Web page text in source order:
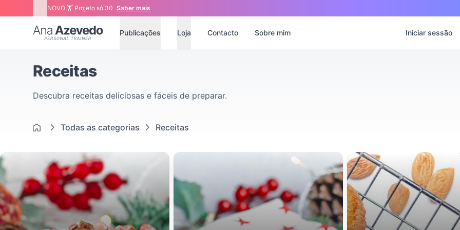
NOVO 🏋 Projeto só 30 Saber mais
Ana Azevedo Publicações Loja Contacto Sobre mim Iniciar sessão
Receitas
Descubra receitas deliciosas e fáceis de preparar.
Todas as categorias Receitas